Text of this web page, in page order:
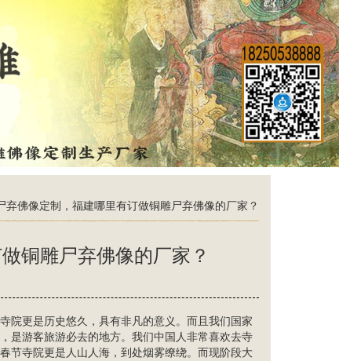
弃佛像定制，福建哪里有订做铜雕尸弃佛像的厂家？
铜雕尸弃佛像的厂家？
院更是历史悠久，具有非凡的意义。而且我们国家
是游客旅游必去的地方。我们中国人非常喜欢去寺
节寺院更是人山人海，到处烟雾缭绕。而现阶段大